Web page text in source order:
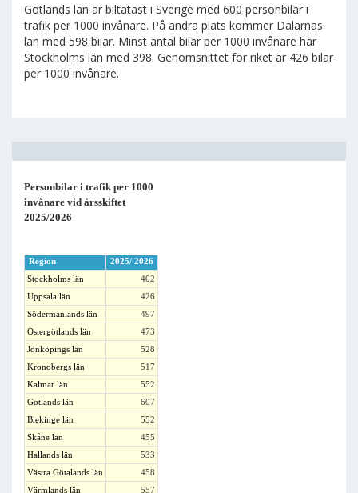
Gotlands län är biltätast i Sverige med 600 personbilar i
trafik per 1000 invånare. På andra plats kommer Dalarnas
län med 598 bilar. Minst antal bilar per 1000 invånare har
Stockholms län med 398. Genomsnittet för riket är 426 bilar
per 1000 invånare.
Personbilar i trafik per 1000
invånare vid årsskiftet
2025/2026
Region
2025/ 2026
Stockholms län
402
Uppsala län
426
Södermanlands län
497
Östergötlands län
473
Jönköpings län
528
Kronobergs län
517
Kalmar län
552
Gotlands län
607
Blekinge län
552
Skåne län
455
Hallands län
533
Västra Götalands län
458
Värmlands län
557